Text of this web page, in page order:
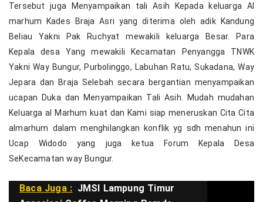
Tersebut juga Menyampaikan tali Asih Kepada keluarga Al
marhum Kades Braja Asri yang diterima oleh adik Kandung
Beliau Yakni Pak Ruchyat mewakili keluarga Besar. Para
Kepala desa Yang mewakili Kecamatan Penyangga TNWK
Yakni Way Bungur, Purbolinggo, Labuhan Ratu, Sukadana, Way
Jepara dan Braja Selebah secara bergantian menyampaikan
ucapan Duka dan Menyampaikan Tali Asih. Mudah mudahan
Keluarga al Marhum kuat dan Kami siap meneruskan Cita Cita
almarhum dalam menghilangkan konflik yg sdh menahun ini
Ucap Widodo yang juga ketua Forum Kepala Desa
SeKecamatan way Bungur.
Baca Juga : JMSI Lampung Timur